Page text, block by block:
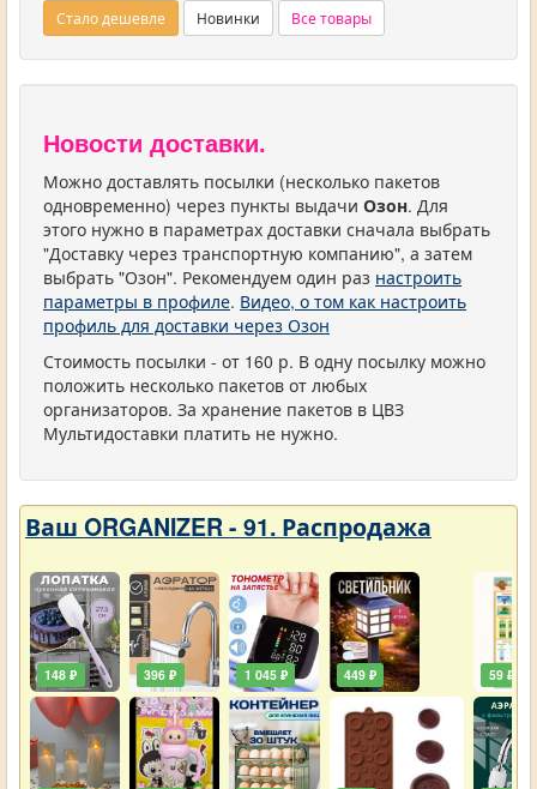
Стало дешевле Новинки Все товары
Новости доставки.
Можно доставлять посылки (несколько пакетов
одновременно) через пункты выдачи Озон. Для
этого нужно в параметрах доставки сначала выбрать
"Доставку через транспортную компанию", а затем
выбрать "Озон". Рекомендуем один раз настроить
параметры в профиле. Видео, о том как настроить
профиль для доставки через Озон
Стоимость посылки - от 160 р. В одну посылку можно
положить несколько пакетов от любых
организаторов. За хранение пакетов в ЦВЗ
Мультидоставки платить не нужно.
Ваш ORGANIZER - 91. Распродажа
148 ₽ 396 ₽ 1 045 ₽ 449 ₽ 59 ₽